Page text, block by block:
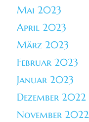
Mai 2023
April 2023
März 2023
Februar 2023
Januar 2023
Dezember 2022
November 2022